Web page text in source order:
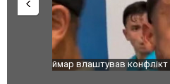
Мудрик провів перший